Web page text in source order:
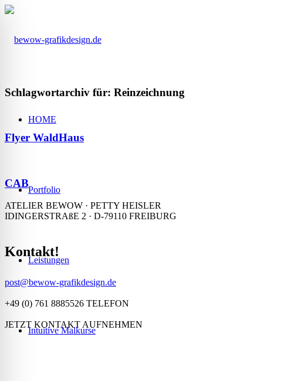
HOME
Portfolio
Leistungen
Intuitive Malkurse
Schlagwortarchiv für: Reinzeichnung
Flyer WaldHaus
CAB
ATELIER BEWOW · PETTY HEISLER
IDINGERSTRAßE 2 · D-79110 FREIBURG
Kontakt!
post@bewow-grafikdesign.de
+49 (0) 761 8885526 TELEFON
JETZT KONTAKT AUFNEHMEN